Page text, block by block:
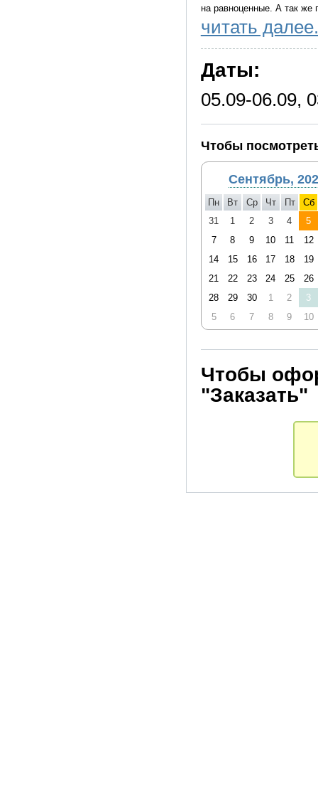
на равноценные. А так же
- При количестве
- Рассадка в автобусе
читать
Даты:
05.09-06.09,
Чтобы
Сентябрь,
Пн Вт Ср Чт Пт
Сб
31
1 2 3 4
5
7
8 9 10 11
12
14
15 16 17 18
19
21
22 23 24 25
26
28
29 30 1 2
3
5
6 7 8 9 10
Чтобы
"Заказать"